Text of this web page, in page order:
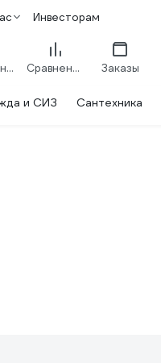
Инвесторам
Избранное Сравнение Заказы
и СИЗ Сантехника